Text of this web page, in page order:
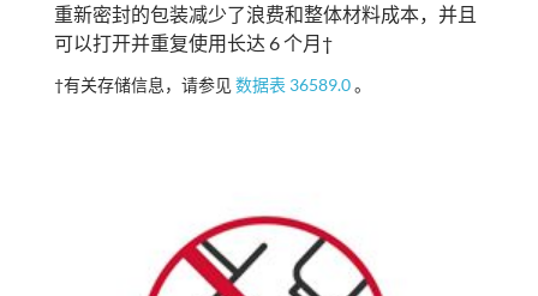
重新密封的包装减少了浪费和整体材料成本，并且
可以打开并重复使用长达 6 个月†
†有关存储信息，请参见 数据表 36589.0。